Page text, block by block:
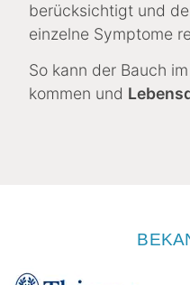
berücksichtigt und
einzelne Symptome
So kann der Bauch
kommen und